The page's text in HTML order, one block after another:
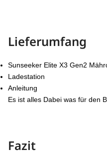
Lieferumfang
Sunseeker Elite X3 Gen2
Ladestation
Anleitung
Es ist alles Dabei was für den
Fazit